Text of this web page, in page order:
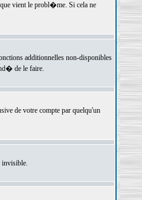
vient le probl�me. Si cela ne
additionnelles non-disponibles
de le faire.
de votre compte par quelqu'un
invisible.